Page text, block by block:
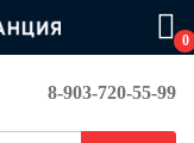
0
8-903-720-55-99